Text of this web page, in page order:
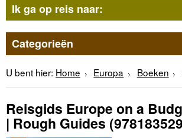
Ik ga op reis naar:
Categorieën
U bent hier: Home Europa Boeken
Reisgids Europe on a
| Rough Guides